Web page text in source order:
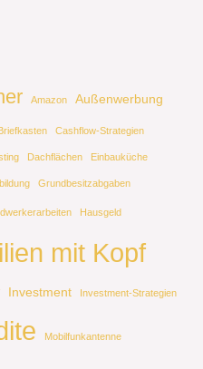
Amazon Außenwerbung
Cashflow-Strategien
Dachflächen Einbauküche
Grundbesitzabgaben
Hausgeld
mit Kopf
Investment Investment-Strategien
Mobilfunkantenne